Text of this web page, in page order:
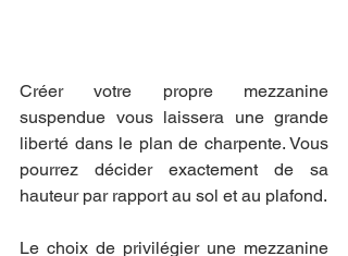
Créer votre propre mezzanine
suspendue vous laissera une grande
liberté dans le plan de charpente. Vous
pourrez décider exactement de sa
hauteur par rapport au sol et au plafond.
Le choix de privilégier une mezzanine